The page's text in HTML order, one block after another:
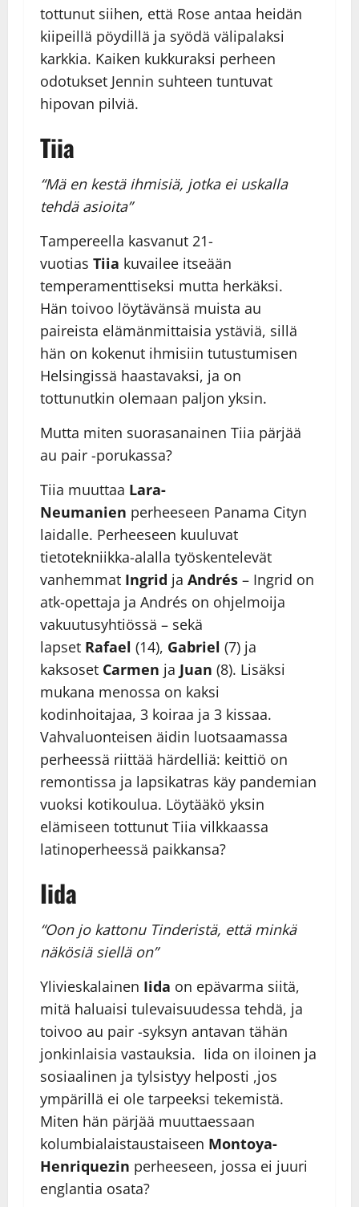
tottunut siihen, että Rose antaa heidän
kiipeillä pöydillä ja syödä välipalaksi
karkkia. Kaiken kukkuraksi perheen
odotukset Jennin suhteen tuntuvat
hipovan pilviä.
Tiia
“Mä en kestä ihmisiä, jotka ei uskalla
tehdä asioita”
Tampereella kasvanut 21-
vuotias Tiia kuvailee itseään
temperamenttiseksi mutta herkäksi.
Hän toivoo löytävänsä muista au
paireista elämänmittaisia ystäviä, sillä
hän on kokenut ihmisiin tutustumisen
Helsingissä haastavaksi, ja on
tottunutkin olemaan paljon yksin.
Mutta miten suorasanainen Tiia pärjää
au pair -porukassa?
Tiia muuttaa Lara-
Neumanien perheeseen Panama Cityn
laidalle. Perheeseen kuuluvat
tietotekniikka-alalla työskentelevät
vanhemmat Ingrid ja Andrés – Ingrid on
atk-opettaja ja Andrés on ohjelmoija
vakuutusyhtiössä – sekä
lapset Rafael (14), Gabriel (7) ja
kaksoset Carmen ja Juan (8). Lisäksi
mukana menossa on kaksi
kodinhoitajaa, 3 koiraa ja 3 kissaa.
Vahvaluonteisen äidin luotsaamassa
perheessä riittää härdelliä: keittiö on
remontissa ja lapsikatras käy pandemian
vuoksi kotikoulua. Löytääkö yksin
elämiseen tottunut Tiia vilkkaassa
latinoperheessä paikkansa?
Iida
“Oon jo kattonu Tinderistä, että minkä
näkösiä siellä on”
Ylivieskalainen Iida on epävarma siitä,
mitä haluaisi tulevaisuudessa tehdä, ja
toivoo au pair -syksyn antavan tähän
jonkinlaisia vastauksia. Iida on iloinen ja
sosiaalinen ja tylsistyy helposti ,jos
ympärillä ei ole tarpeeksi tekemistä.
Miten hän pärjää muuttaessaan
kolumbialaistaustaiseen Montoya-
Henriquezin perheeseen, jossa ei juuri
englantia osata?